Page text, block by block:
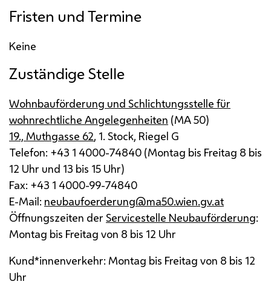
Fristen und Termine
Keine
Zuständige Stelle
Wohnbauförderung und Schlichtungsstelle für
wohnrechtliche Angelegenheiten (MA50)
19., Muthgasse 62, 1. Stock, Riegel G
Telefon: +43 1 4000-74840 (Montag bis Freitag 8 bis
12 Uhr und 13 bis 15 Uhr)
Fax: +43 1 4000-99-74840
E-Mail: neubaufoerderung@ma50.wien.gv.at
Öffnungszeiten der Servicestelle Neubauförderung:
Montag bis Freitag von 8 bis 12 Uhr
Kund*innenverkehr: Montag bis Freitag von 8 bis 12
Uhr